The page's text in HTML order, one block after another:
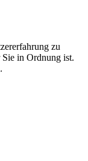
zu
Sie in Ordnung ist.